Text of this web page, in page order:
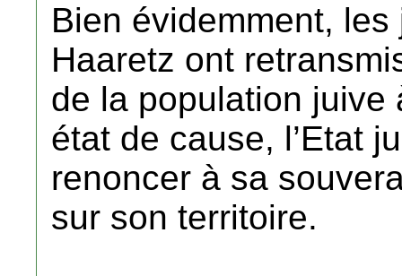
Bien évidemment,
Haaretz ont
de la population juive
état de cause, l’Etat
renoncer à sa
sur son territoire.